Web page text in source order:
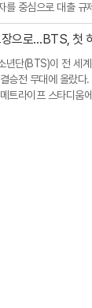
를 중심으로 대출 규
, 빌라·오피스텔 등
요구도 이어졌다
으로…BTS, 첫
년단(BTS)이 전 세
승전 무대에 올랐
트라이프 스타디움